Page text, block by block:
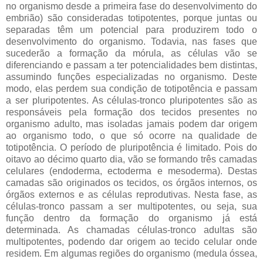
no organismo desde a primeira fase do desenvolvimento do
embrião) são consideradas totipotentes, porque juntas ou
separadas têm um potencial para produzirem todo o
desenvolvimento do organismo. Todavia, nas fases que
sucederão a formação da mórula, as células vão se
diferenciando e passam a ter potencialidades bem distintas,
assumindo funções especializadas no organismo. Deste
modo, elas perdem sua condição de totipotência e passam
a ser pluripotentes. As células-tronco pluripotentes são as
responsáveis pela formação dos tecidos presentes no
organismo adulto, mas isoladas jamais podem dar origem
ao organismo todo, o que só ocorre na qualidade de
totipotência. O período de pluripotência é limitado. Pois do
oitavo ao décimo quarto dia, vão se formando três camadas
celulares (endoderma, ectoderma e mesoderma). Destas
camadas são originados os tecidos, os órgãos internos, os
órgãos externos e as células reprodutivas. Nesta fase, as
células-tronco passam a ser multipotentes, ou seja, sua
função dentro da formação do organismo já está
determinada. As chamadas células-tronco adultas são
multipotentes, podendo dar origem ao tecido celular onde
residem. Em algumas regiões do organismo (medula óssea,